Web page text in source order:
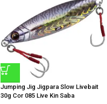
Jumping Jig Jigpara Slow Livebait
30g Cor 085 Live Kin Saba